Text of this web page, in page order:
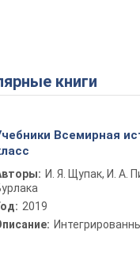
книги
Всемирная
И. Я. Щупак, И. А.
2019